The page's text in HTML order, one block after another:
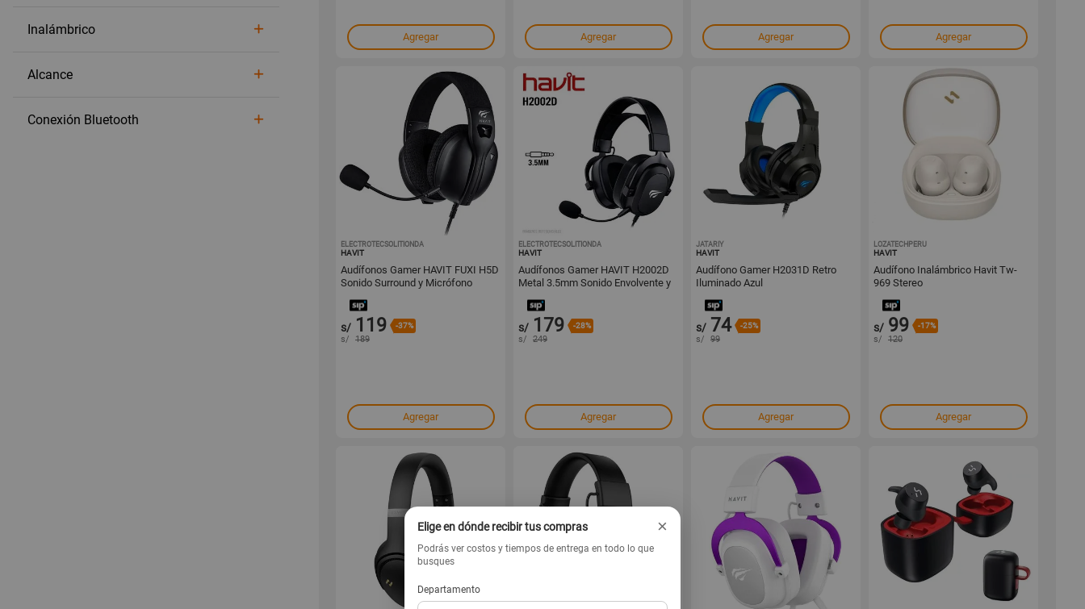
Inalámbrico
Alcance
Conexión Bluetooth
Agregar Agregar Agregar Agregar
ELECTROTECSOLITIONDA
HAVIT
Audífonos Gamer HAVIT FUXI H5D
Sonido Surround y Micrófono
s/ 119 -37%
s/ 189
Agregar
ELECTROTECSOLITIONDA
HAVIT
Audífonos Gamer HAVIT H2002D
Metal 3.5mm Sonido Envolvente y
s/ 179 -28%
s/ 249
Agregar
JATARIY
HAVIT
Audífono Gamer H2031D Retro
Iluminado Azul
s/ 74 -25%
s/ 99
Agregar
LOZATECHPERU
HAVIT
Audífono Inalámbrico Havit Tw-
969 Stereo
s/ 99 -17%
s/ 120
Agregar
Elige en dónde recibir tus compras ×
Podrás ver costos y tiempos de entrega en todo lo que
busques
Departamento